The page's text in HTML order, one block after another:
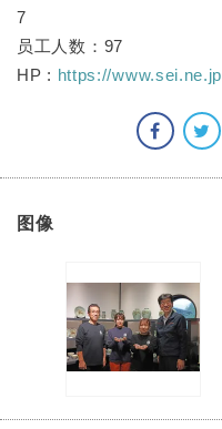
7
员工人数：97
HP : https://www.sei.ne.jp
图像